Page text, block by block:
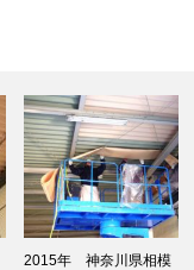
2015年 神奈川県相模